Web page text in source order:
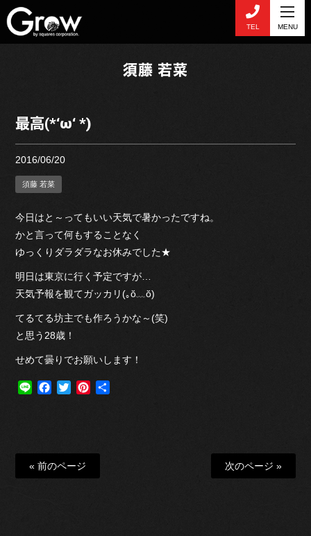
TEL MENU
須藤 若菜
最高(*‘ω‘ *)
2016/06/20
須藤 若菜
今日はと～ってもいい天気で暑かったですね。
かと言って何もすることなく
ゆっくりダラダラなお休みでした★
明日は東京に行く予定ですが…
天気予報を観てガッカリ(｡ŏ﹏ŏ)
てるてる坊主でも作ろうかな～(笑)
と思う28歳！
せめて曇りでお願いします！
Line Facebook
TwitterPinterest
« 前のページ 次のページ »